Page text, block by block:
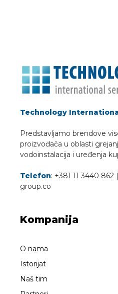
Technology
Predstavljamo brendove
proizvođača u oblasti
vodoinstalacija i uređenja
Telefon: +381 11 3440 862 |
group.co
Kompanija
O nama
Istorijat
Naš tim